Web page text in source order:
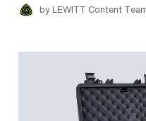
by LEWITT Content